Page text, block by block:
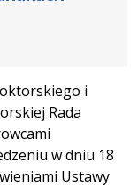
i
Rada
w dniu 18
Ustawy